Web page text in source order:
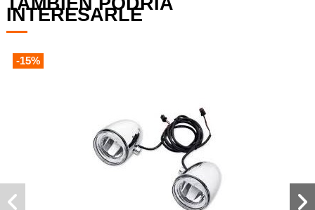
INTERESARLE
-15%